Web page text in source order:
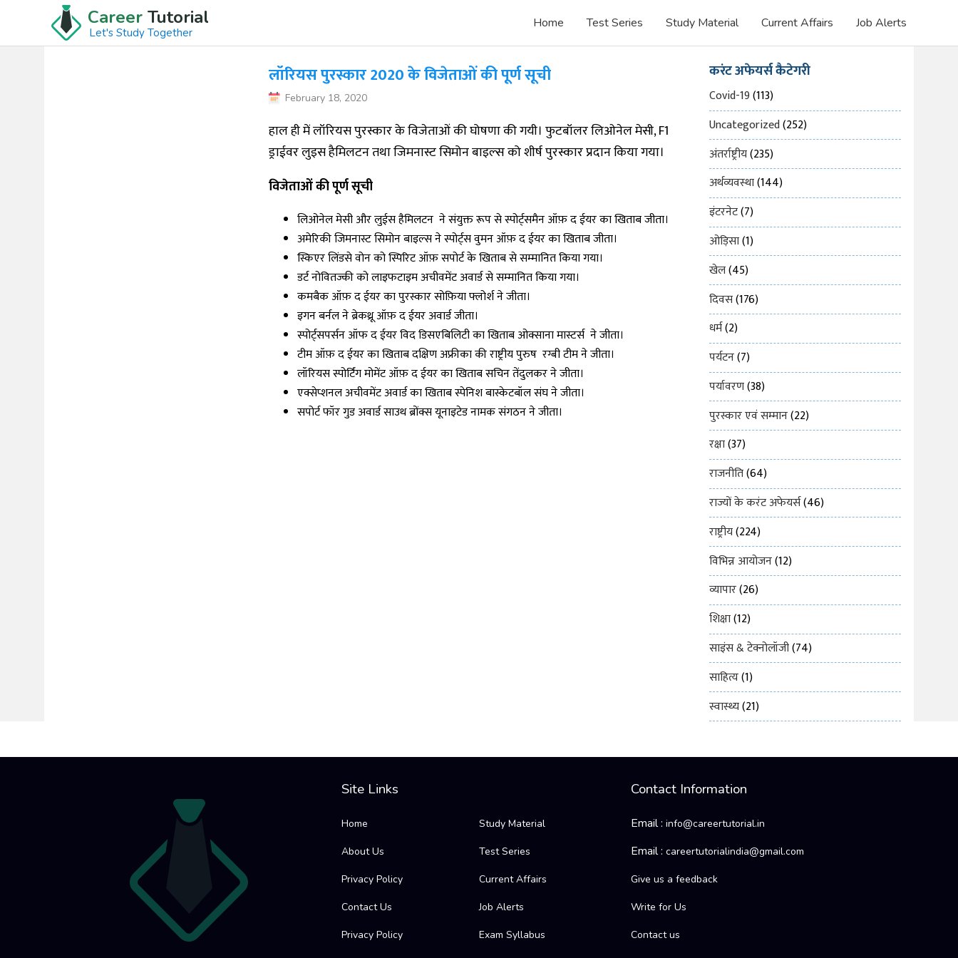
Career Tutorial
Let's Study Together
Home Test Series Study Material Current Affairs Job Alerts
लॉरियस पुरस्कार 2020 के विजेताओं की पूर्ण सूची
February 18, 2020
हाल ही में लॉरियस पुरस्कार के विजेताओं की घोषणा की गयी। फुटबॉलर लिओनेल मेसी, F1
ड्राईवर लुइस हैमिलटन तथा जिमनास्ट सिमोन बाइल्स को शीर्ष पुरस्कार प्रदान किया गया।
विजेताओं की पूर्ण सूची
लिओनेल मेसी और लुईस हैमिलटन ने संयुक्त रूप से स्पोर्ट्समैन ऑफ़ द ईयर का खिताब जीता।
अमेरिकी जिमनास्ट सिमोन बाइल्स ने स्पोर्ट्स वुमन ऑफ़ द ईयर का खिताब जीता।
स्किएर लिंडसे वोन को स्पिरिट ऑफ़ सपोर्ट के खिताब से सम्मानित किया गया।
डर्ट नोवितज्की को लाइफटाइम अचीवमेंट अवार्ड से सम्मानित किया गया।
कमबैक ऑफ़ द ईयर का पुरस्कार सोफ़िया फ्लोर्श ने जीता।
इगन बर्नल ने ब्रेकथ्रू ऑफ़ द ईयर अवार्ड जीता।
स्पोर्ट्सपर्सन ऑफ द ईयर विद डिसएबिलिटी का खिताब ओक्साना मास्टर्स ने जीता।
टीम ऑफ़ द ईयर का खिताब दक्षिण अफ्रीका की राष्ट्रीय पुरुष रग्बी टीम ने जीता।
लॉरियस स्पोर्टिंग मोमेंट ऑफ़ द ईयर का खिताब सचिन तेंदुलकर ने जीता।
एक्सेप्शनल अचीवमेंट अवार्ड का खिताब स्पेनिश बास्केटबॉल संघ ने जीता।
सपोर्ट फॉर गुड अवार्ड साउथ ब्रोंक्स यूनाइटेड नामक संगठन ने जीता।
करंट अफेयर्स कैटेगरी
Covid-19(113)
Uncategorized(252)
अंतर्राष्ट्रीय(235)
अर्थव्यवस्था(144)
इंटरनेट(7)
ओड़िसा(1)
खेल(45)
दिवस(176)
धर्म(2)
पर्यटन(7)
पर्यावरण(38)
पुरस्कार एवं सम्मान(22)
रक्षा(37)
राजनीति(64)
राज्यों के करंट अफेयर्स(46)
राष्ट्रीय(224)
विभिन्न आयोजन(12)
व्यापार(26)
शिक्षा(12)
साइंस & टेक्नोलॉजी(74)
साहित्य(1)
स्वास्थ्य(21)
Site Links
Home
About Us
Privacy Policy
Contact Us
Privacy Policy
Study Material
Test Series
Current Affairs
Job Alerts
Exam Syllabus
Contact Information
Email :info@careertutorial.in
Email :careertutorialindia@gmail.com
Give us a feedback
Write for Us
Contact us